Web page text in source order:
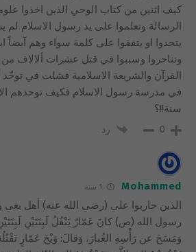
كيف اثنين من كتاب الوحي الذين اخذوا
الرسالة وتعلموا على يد رسول الاسلام لم
يتحدوا او يتفقوا على كلمة سواء وهم آيضاً
وتناحروا وسببوا في قتل عشرات ألالاف
القرآن والشريعة الاسلامية فشلت في
سنة!!؟
0 رد
Mohammed
الذين حاربوا علي (رضي الله عنه) أهل بغي
رسول الله (ص) كانَ عَمّارٌ يَنْقُلُ لَبِنَتَيْنِ
وَمَسَحَ عن رَأْسِهِ الغُبارَ، وَقالَ: وَيْحَ عَمّارٍ تَقْتُلُهُ